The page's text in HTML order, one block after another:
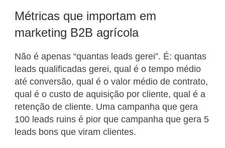
Métricas que importam em
marketing B2B agrícola
Não é apenas “quantas leads gerei”. É: quantas
leads qualificadas gerei, qual é o tempo médio
até conversão, qual é o valor médio de contrato,
qual é o custo de aquisição por cliente, qual é a
retenção de cliente. Uma campanha que gera
100 leads ruins é pior que campanha que gera 5
leads bons que viram clientes.